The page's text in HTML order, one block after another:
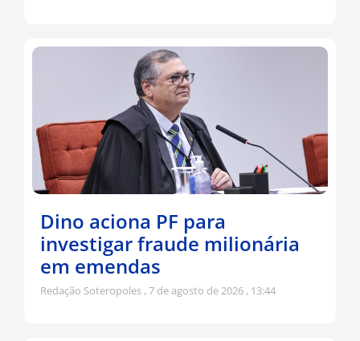
Dino aciona PF para
investigar fraude milionária
em emendas
Redação Soteropoles 7 de agosto de 2026 13:44